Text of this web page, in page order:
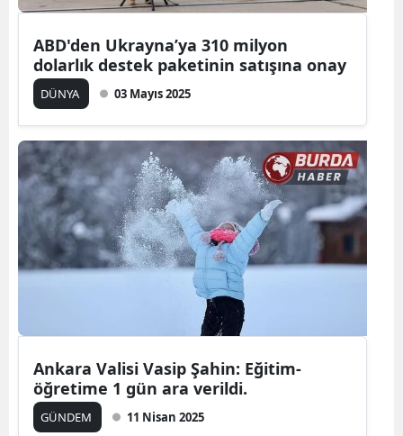
ABD'den Ukrayna’ya 310 milyon
dolarlık destek paketinin satışına onay
DÜNYA 03 Mayıs 2025
Ankara Valisi Vasip Şahin: Eğitim-
öğretime 1 gün ara verildi.
GÜNDEM 11 Nisan 2025